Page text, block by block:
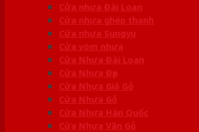
Cửa nhựa Đài Loan
Cửa nhựa ghép thanh
Cửa nhựa Sungyu
Cửa vòm nhựa
Cửa Nhựa Đài Loan
Cửa Nhựa Đẹp
Cửa Nhựa Giả Gỗ
Cửa Nhựa Gỗ
Cửa Nhựa Hàn Quốc
Cửa Nhựa Vân Gỗ